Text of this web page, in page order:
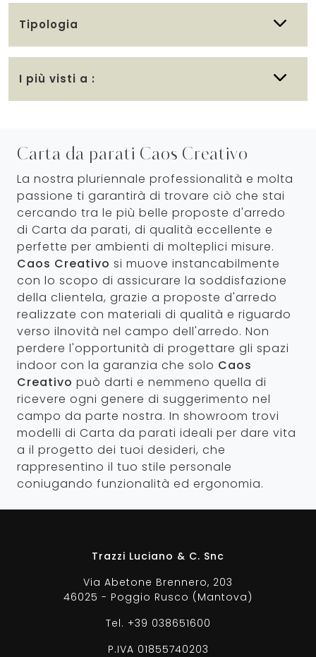
Tipologia
I più visti a :
Carta da parati Caos Creativo
La nostra pluriennale professionalità e molta
passione ti garantirà di trovare ciò che stai
cercando tra le più belle proposte d'arredo
di Carta da parati, di qualità eccellente e
perfette per ambienti di molteplici misure.
Caos Creativo si muove instancabilmente
con lo scopo di assicurare la soddisfazione
della clientela, grazie a proposte d'arredo
realizzate con materiali di qualità e riguardo
verso ilnovità nel campo dell'arredo. Non
perdere l'opportunità di progettare gli spazi
indoor con la garanzia che solo Caos
Creativo può darti e nemmeno quella di
ricevere ogni genere di suggerimento nel
campo da parte nostra. In showroom trovi
modelli di Carta da parati ideali per dare vita
a il progetto dei tuoi desideri, che
rappresentino il tuo stile personale
coniugando funzionalità ed ergonomia.
Trazzi Luciano & C. Snc
Via Abetone Brennero, 203
46025 - Poggio Rusco (Mantova)
Tel. +39 038651600
P.IVA 01855740203